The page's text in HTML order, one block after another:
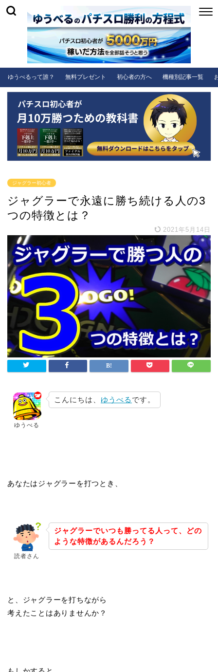
ゆうべるって誰？ 無料プレゼント 初心者の方へ 機種別記事一覧
ジャグラー初心者
ジャグラーで永遠に勝ち続ける人の3
つの特徴とは？
2021年5月14日
ゆうべる
こんにちは、 ゆうべる です。
あなたはジャグラーを打つとき、
読者さん
ジャグラーでいつも勝ってる人って、どの
ような特徴があるんだろう？
と、ジャグラーを打ちながら
考えたことはありませんか？